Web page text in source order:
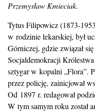
Przemysław Kmieciak.
Tytus Filipowicz (1873-
w rodzinie lekarskiej, był
Górniczej, gdzie związał
Socjaldemokracji
sztygar w kopalni „Flora”.
przez policję, zainicjował
Od 1897 r. redagował
W tym samym roku został